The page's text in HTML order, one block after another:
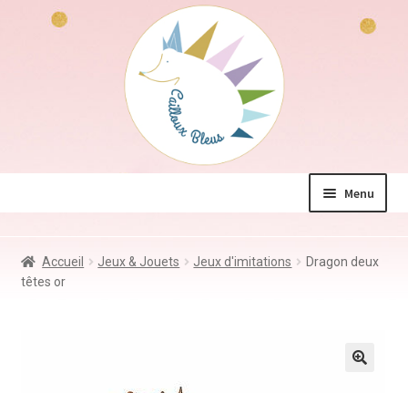
Menu
Jeux & Jouets
Accueil Jeux & Jouets Jeux d'imitations
Dragon deux
têtes or